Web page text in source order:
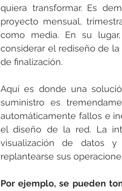
quiera transformar. Es
proyecto mensual,
como media. En su
considerar el rediseño de
de finalización.
Aquí es donde una
suministro es
automáticamente fallos e
el diseño de la red. La
visualización de datos
replantearse sus
Por ejemplo, se pueden